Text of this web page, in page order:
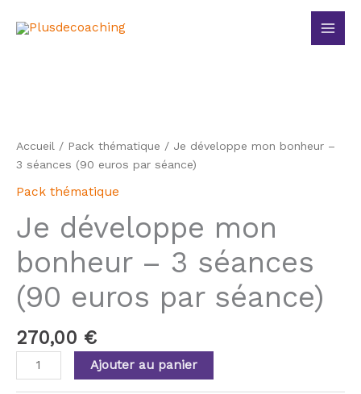
Main
Accueil / Pack thématique / Je développe mon bonheur –
3 séances (90 euros par séance)
Pack thématique
Je développe mon
bonheur – 3 séances
(90 euros par séance)
270,00 €
développe
mon
-
séances
(90
euros
par
séance)
Ajouter au panier